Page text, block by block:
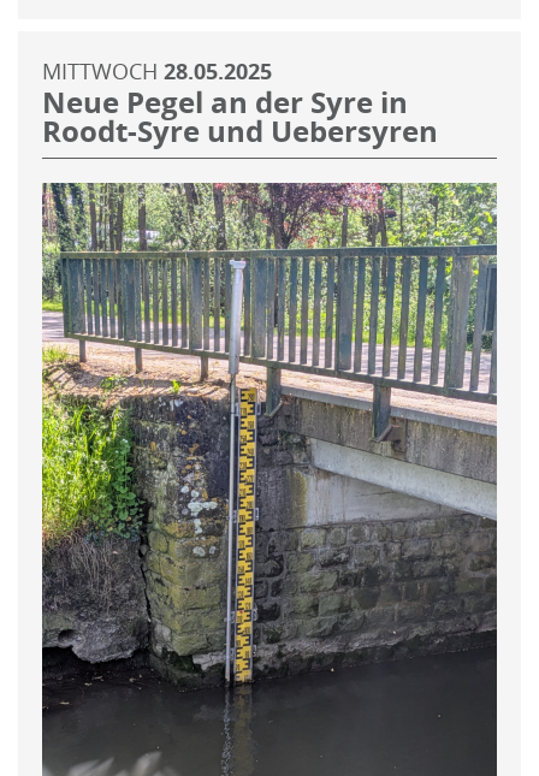
MITTWOCH 28.05.2025
Neue Pegel an der Syre in
Roodt-Syre und Uebersyren